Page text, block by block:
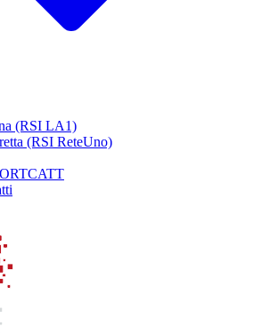
(RSI LA1)
(RSI ReteUno)